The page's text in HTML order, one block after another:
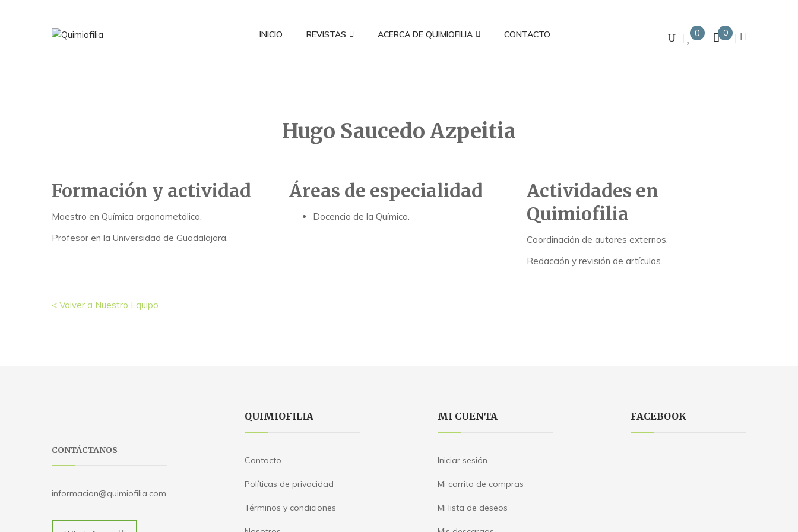
INICIO REVISTAS ACERCA DE QUIMIOFILIA CONTACTO 0 0
Hugo Saucedo Azpeitia
Formación y actividad
Maestro en Química organometálica.
Profesor en la Universidad de Guadalajara.
Áreas de especialidad
Docencia de la Química.
Actividades en
Quimiofilia
Coordinación de autores externos.
Redacción y revisión de artículos.
< Volver a Nuestro Equipo
CONTÁCTANOS
informacion@quimiofilia.com
QUIMIOFILIA
Contacto
Políticas de privacidad
Términos y condiciones
MI CUENTA
Iniciar sesión
Mi carrito de compras
Mi lista de deseos
FACEBOOK